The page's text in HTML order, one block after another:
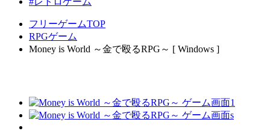
フリーゲームTOP
RPGゲーム
Money is World ～金で殴るRPG～ [ Windows ]